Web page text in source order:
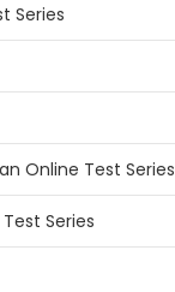
Series
Online Test Series
Series